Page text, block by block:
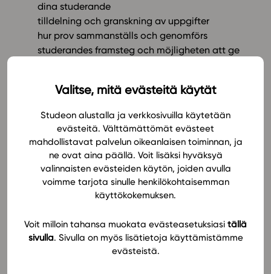
Valitse, mitä evästeitä käytät
Studeon alustalla ja verkkosivuilla käytetään
evästeitä. Välttämättömät evästeet
mahdollistavat palvelun oikeanlaisen toiminnan, ja
ne ovat aina päällä. Voit lisäksi hyväksyä
valinnaisten evästeiden käytön, joiden avulla
voimme tarjota sinulle henkilökohtaisemman
käyttökokemuksen.
Voit milloin tahansa muokata evästeasetuksiasi tällä
sivulla. Sivulla on myös lisätietoja käyttämistämme
evästeistä.
In English
dina studerande
tilldelning och granskning av uppgifter
hur prov sammanställs och genomförs
studerandes framsteg och möjligheten att ge
hur innehållsförteckningen kan editeras och
hur flera olika läromedel kan kombineras till nya
helheter.
Det är lätt att delta i skolningen. Du kan fysiskt befinna
dig var du vill. Boka din plats på deltagarlistan redan
idag. Be gärna kollegor att komma med! Webinariet
Det kostar inte någonting att delta. Skolningen lämpar
sig för alla lärare som kan använda Studeos läromedel